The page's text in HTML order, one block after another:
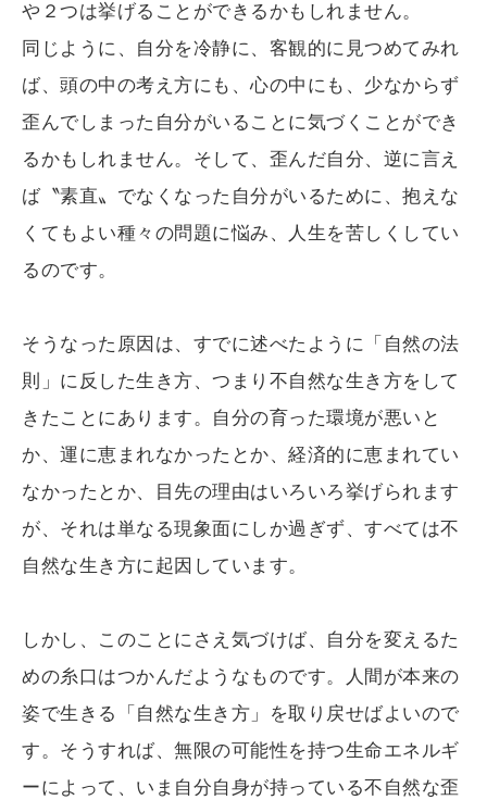
や２つは挙げることができるかもしれません。
同じように、自分を冷静に、客観的に見つめてみれ
ば、頭の中の考え方にも、心の中にも、少なからず
歪んでしまった自分がいることに気づくことができ
るかもしれません。そして、歪んだ自分、逆に言え
ば〝素直〟でなくなった自分がいるために、抱えな
くてもよい種々の問題に悩み、人生を苦しくしてい
るのです。
そうなった原因は、すでに述べたように「自然の法
則」に反した生き方、つまり不自然な生き方をして
きたことにあります。自分の育った環境が悪いと
か、運に恵まれなかったとか、経済的に恵まれてい
なかったとか、目先の理由はいろいろ挙げられます
が、それは単なる現象面にしか過ぎず、すべては不
自然な生き方に起因しています。
しかし、このことにさえ気づけば、自分を変えるた
めの糸口はつかんだようなものです。人間が本来の
姿で生きる「自然な生き方」を取り戻せばよいので
す。そうすれば、無限の可能性を持つ生命エネルギ
ーによって、いま自分自身が持っている不自然な歪